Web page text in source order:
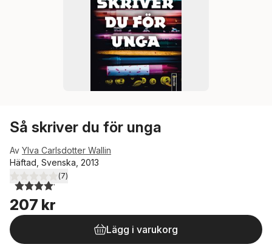
Så skriver du för unga
Av Ylva Carlsdotter Wallin
Häftad, Svenska, 2013
4,1utav 5 stjärnor. Totalt antal röster:
(7)
207 kr
Lägg i varukorg